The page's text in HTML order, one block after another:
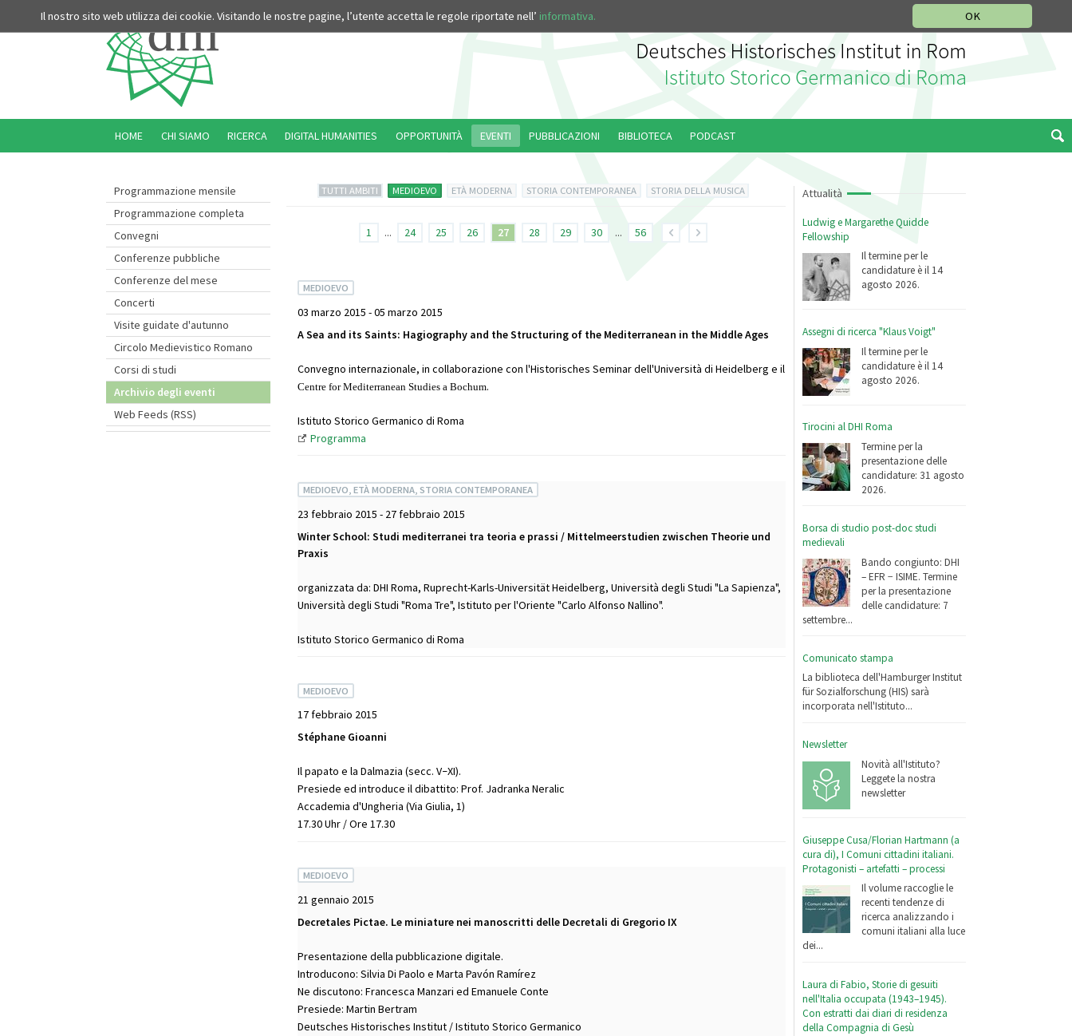
OK
Il nostro sito web utilizza dei cookie. Visitando le nostre pagine, l’utente accetta le regole riportate nell’ informativa.
Programmazione mensile
Programmazione completa
Convegni
Conferenze pubbliche
Conferenze del mese
Concerti
Visite guidate d'autunno
Circolo Medievistico Romano
Corsi di studi
Archivio degli eventi
Web Feeds (RSS)
Attualità
Ludwig e Margarethe Quidde
Fellowship
Il termine per le
candidature è il 14
agosto 2026.
Assegni di ricerca "Klaus Voigt"
Il termine per le
candidature è il 14
agosto 2026.
Tirocini al DHI Roma
Termine per la
presentazione delle
candidature: 31 agosto
2026.
Borsa di studio post-doc studi
medievali
Bando congiunto: DHI
– EFR − ISIME. Termine
per la presentazione
delle candidature: 7
settembre...
Comunicato stampa
La biblioteca dell'Hamburger Institut
für Sozialforschung (HIS) sarà
incorporata nell'Istituto...
Newsletter
Novità all'Istituto?
Leggete la nostra
newsletter
Giuseppe Cusa/Florian Hartmann (a
cura di), I Comuni cittadini italiani.
Protagonisti – artefatti – processi
Il volume raccoglie le
recenti tendenze di
ricerca analizzando i
comuni italiani alla luce
dei...
Laura di Fabio, Storie di gesuiti
nell'Italia occupata (1943–1945).
Con estratti dai diari di residenza
della Compagnia di Gesù
TUTTI AMBITI MEDIOEVO ETÀ MODERNA STORIA CONTEMPORANEA STORIA DELLA MUSICA
1 ... 24 25 26 27 28 29 30 ... 56
MEDIOEVO
03 marzo 2015 - 05 marzo 2015
A Sea and its Saints: Hagiography and the Structuring of the Mediterranean in the Middle Ages
Convegno internazionale, in collaborazione con l'Historisches Seminar dell'Università di Heidelberg e il
Centre for Mediterranean Studies a Bochum.
Istituto Storico Germanico di Roma
Programma
MEDIOEVO, ETÀ MODERNA, STORIA CONTEMPORANEA
23 febbraio 2015 - 27 febbraio 2015
Winter School: Studi mediterranei tra teoria e prassi / Mittelmeerstudien zwischen Theorie und
Praxis
organizzata da: DHI Roma, Ruprecht-Karls-Universität Heidelberg, Università degli Studi "La Sapienza",
Università degli Studi "Roma Tre", Istituto per l'Oriente "Carlo Alfonso Nallino".
Istituto Storico Germanico di Roma
MEDIOEVO
17 febbraio 2015
Stéphane Gioanni
Il papato e la Dalmazia (secc. V–XI).
Presiede ed introduce il dibattito: Prof. Jadranka Neralic
Accademia d'Ungheria (Via Giulia, 1)
17.30 Uhr / Ore 17.30
MEDIOEVO
21 gennaio 2015
Decretales Pictae. Le miniature nei manoscritti delle Decretali di Gregorio IX
Presentazione della pubblicazione digitale.
Introducono: Silvia Di Paolo e Marta Pavón Ramírez
Ne discutono: Francesca Manzari ed Emanuele Conte
Presiede: Martin Bertram
Deutsches Historisches Institut / Istituto Storico Germanico
HOME CHI SIAMO RICERCA DIGITAL HUMANITIES OPPORTUNITÀ EVENTI PUBBLICAZIONI BIBLIOTECA PODCAST